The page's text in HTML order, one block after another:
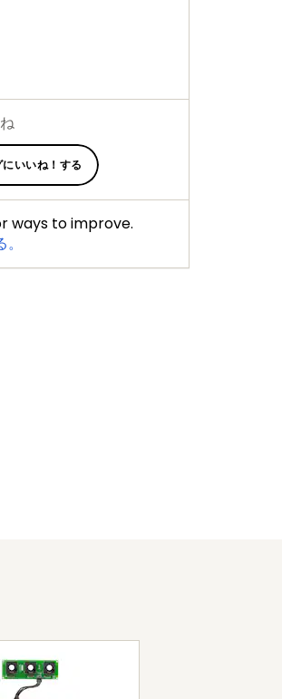
いいね！する
ways to improve.